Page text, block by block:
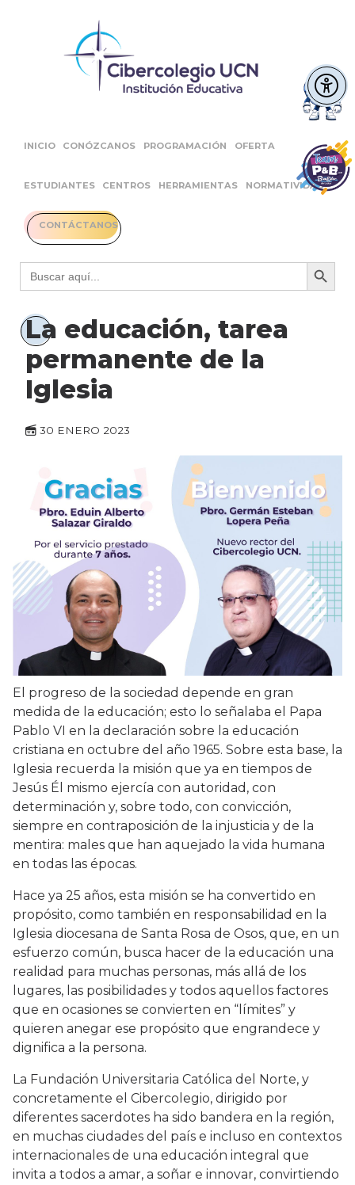
INICIO CONÓZCANOS PROGRAMACIÓN OFERTA
ESTUDIANTES CENTROS HERRAMIENTAS NORMATIVIDAD
CONTÁCTANOS
Buscar: Botón
La educación, tarea
permanente de la
Iglesia
30 ENERO 2023
El progreso de la sociedad depende en gran
medida de la educación; esto lo señalaba el Papa
Pablo VI en la declaración sobre la educación
cristiana en octubre del año 1965. Sobre esta base, la
Iglesia recuerda la misión que ya en tiempos de
Jesús Él mismo ejercía con autoridad, con
determinación y, sobre todo, con convicción,
siempre en contraposición de la injusticia y de la
mentira: males que han aquejado la vida humana
en todas las épocas.
Hace ya 25 años, esta misión se ha convertido en
propósito, como también en responsabilidad en la
Iglesia diocesana de Santa Rosa de Osos, que, en un
esfuerzo común, busca hacer de la educación una
realidad para muchas personas, más allá de los
lugares, las posibilidades y todos aquellos factores
que en ocasiones se convierten en “límites” y
quieren anegar ese propósito que engrandece y
dignifica a la persona.
La Fundación Universitaria Católica del Norte, y
concretamente el Cibercolegio, dirigido por
diferentes sacerdotes ha sido bandera en la región,
en muchas ciudades del país e incluso en contextos
internacionales de una educación integral que
invita a todos a amar, a soñar e innovar, convirtiendo